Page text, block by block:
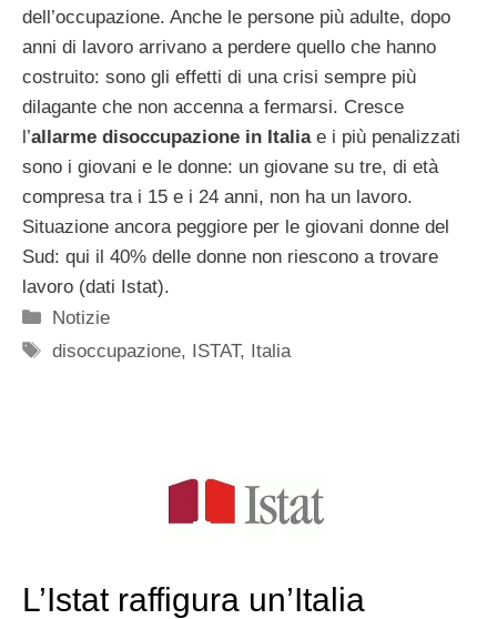
dell’occupazione. Anche le persone più adulte, dopo
anni di lavoro arrivano a perdere quello che hanno
costruito: sono gli effetti di una crisi sempre più
dilagante che non accenna a fermarsi. Cresce
l’allarme disoccupazione in Italiae i più penalizzati
sono i giovani e le donne: un giovane su tre, di età
compresa tra i 15 e i 24 anni, non ha un lavoro.
Situazione ancora peggiore per le giovani donne del
Sud: qui il 40% delle donne non riescono a trovare
lavoro (dati Istat).
Categorie
Notizie
Tag
disoccupazione, ISTAT, Italia
L’Istat raffigura un’Italia